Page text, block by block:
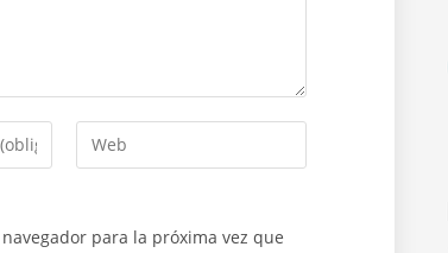
para la próxima vez que